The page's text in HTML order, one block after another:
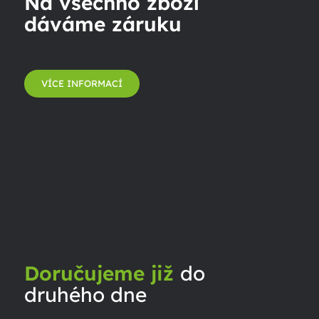
dáváme záruku
VÍCE INFORMACÍ
Doručujeme již do
druhého dne